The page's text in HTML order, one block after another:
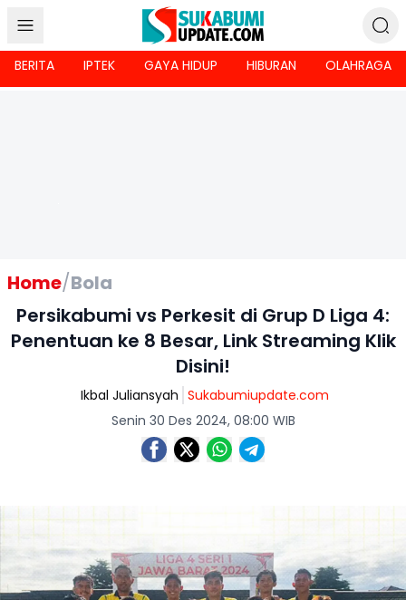
BERITA IPTEK GAYA HIDUP HIBURAN OLAHRAGA
Home/Bola
Persikabumi vs Perkesit di Grup D Liga 4:
Penentuan ke 8 Besar, Link Streaming Klik
Disini!
Ikbal Juliansyah Sukabumiupdate.com
Senin 30 Des 2024, 08:00 WIB